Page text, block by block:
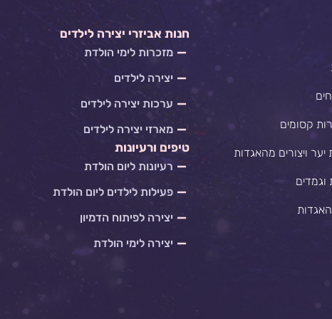
קסומים
יער ויצורים מהאגדות
וגמדים
חנות אביזרי יצירה לילדים
מזכרות לימי הולדת
יצירה לילדים
ערכות יצירה לילדים
מארזי יצירה לילדים
טיפים ורעיונות
רעיונות ליום הולדת
פעילות לילדים ליום הולדת
יצירה לפיתוח הדמיון
יצירה לימי הולדת